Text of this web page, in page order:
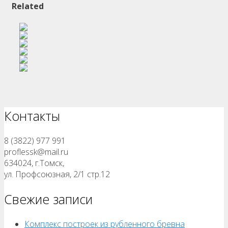
Related
Контакты
8 (3822) 977 991
proflessk@mail.ru
634024, г.Томск,
ул. Профсоюзная, 2/1 стр.12
Свежие записи
Комплекс построек из рубленного бревна